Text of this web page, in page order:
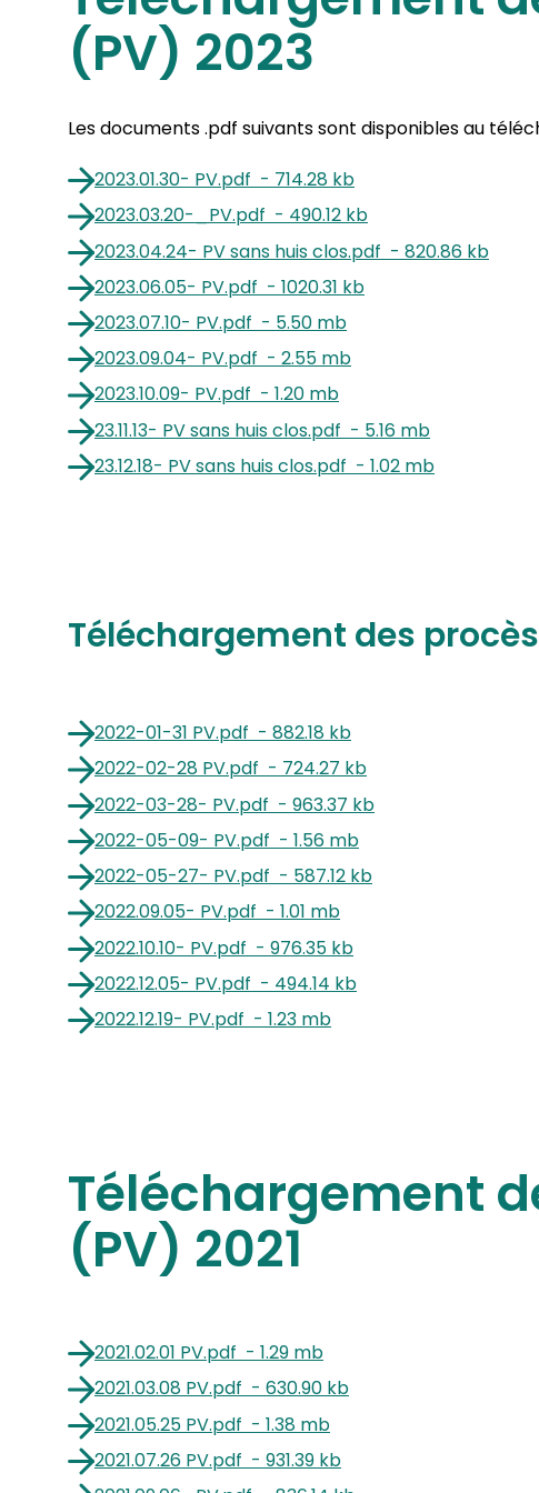
(PV) 2023
Les documents .pdf suivants sont disponibles au
2023.01.30- PV.pdf - 714.28 kb
2023.03.20-_PV.pdf - 490.12 kb
2023.04.24- PV sans huis clos.pdf - 820.86 kb
2023.06.05- PV.pdf - 1020.31 kb
2023.07.10- PV.pdf - 5.50 mb
2023.09.04- PV.pdf - 2.55 mb
2023.10.09- PV.pdf - 1.20 mb
23.11.13- PV sans huis clos.pdf - 5.16 mb
23.12.18- PV sans huis clos.pdf - 1.02 mb
Téléchargement des
2022-01-31 PV.pdf - 882.18 kb
2022-02-28 PV.pdf - 724.27 kb
2022-03-28- PV.pdf - 963.37 kb
2022-05-09- PV.pdf - 1.56 mb
2022-05-27- PV.pdf - 587.12 kb
2022.09.05- PV.pdf - 1.01 mb
2022.10.10- PV.pdf - 976.35 kb
2022.12.05- PV.pdf - 494.14 kb
2022.12.19- PV.pdf - 1.23 mb
Téléchargement
(PV) 2021
2021.02.01 PV.pdf - 1.29 mb
2021.03.08 PV.pdf - 630.90 kb
2021.05.25 PV.pdf - 1.38 mb
2021.07.26 PV.pdf - 931.39 kb